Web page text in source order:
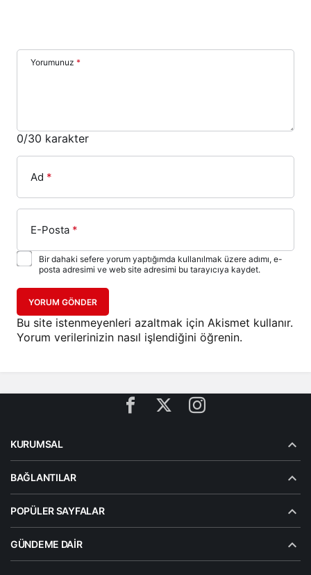
Yorumunuz *
0/30 karakter
Ad *
E-Posta *
Bir dahaki sefere yorum yaptığımda kullanılmak üzere adımı, e-
posta adresimi ve web site adresimi bu tarayıcıya kaydet.
YORUM GÖNDER
Bu site istenmeyenleri azaltmak için Akismet kullanır.
Yorum verilerinizin nasıl işlendiğini öğrenin.
KURUMSAL
BAĞLANTILAR
POPÜLER SAYFALAR
GÜNDEME DAIR